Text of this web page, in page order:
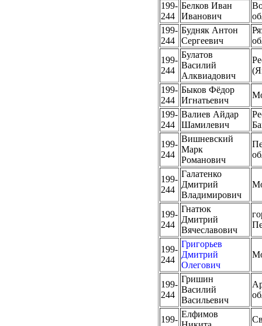
199-
244
Белков Иван
Иванович
199-
244
Будняк Антон
Сергеевич
199-
244
Булатов
Василий
Алквиадович
199-
244
Быков Фёдор
Игнатьевич
199-
244
Валиев Айдар
Шамилевич
199-
244
Вишневский
Марк
Романович
199-
244
Галатенко
Дмитрий
Владимирович
199-
244
Гнатюк
Дмитрий
Вячеславович
199-
244
Григорьев
Дмитрий
Олегович
199-
244
Гришин
Василий
Васильевич
199-
Елфимов